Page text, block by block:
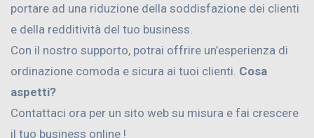
portare ad una riduzione della soddisfazione dei clienti
e della redditività del tuo business.
Con il nostro supporto, potrai offrire un’esperienza di
ordinazione comoda e sicura ai tuoi clienti. Cosa
aspetti?
Contattaci ora per un sito web su misura e fai crescere
il tuo business online !